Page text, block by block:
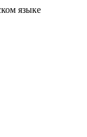
языке